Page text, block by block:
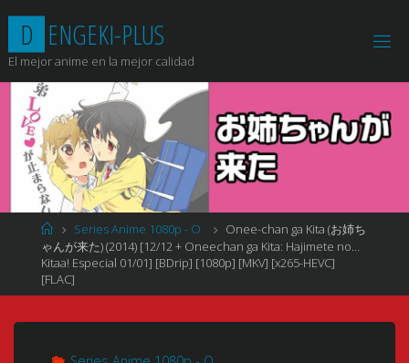
contenido
D ENGEKI-PLUS
El mejor anime en la mejor calidad
Página
de
Inicio
Series Anime 1080p - O
Onee-chan ga Kita (お姉ち
ゃんが来た) (2014) [12/12 + Oneechan ga Kita: Hajimete no…
Kitaa! Especial 01/01] [BDrip] [1080p] [MKV] [x265-HEVC]
[FLAC]